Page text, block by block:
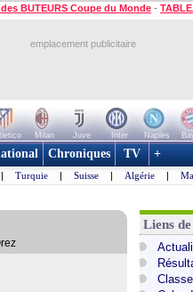
BUTEURS Coupe du Monde -
emplacement publicitaire
Milan Juve Inter Naples
Chroniques TV +
| Turquie | Suisse | Algérie |
Liens